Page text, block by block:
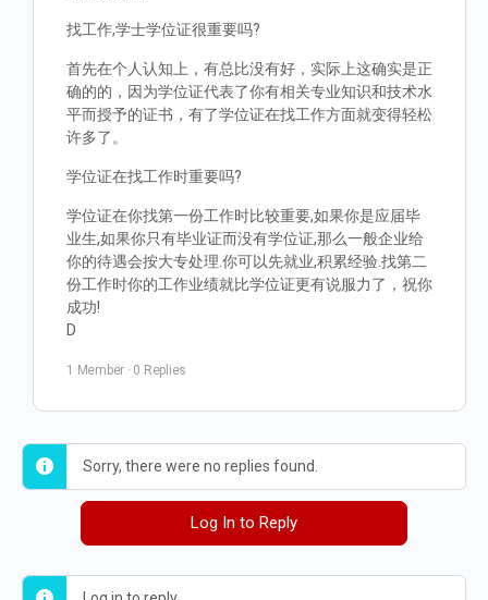
找工作,学士学位证很重要吗?
首先在个人认知上，有总比没有好，实际上这确实是正
确的的，因为学位证代表了你有相关专业知识和技术水
平而授予的证书，有了学位证在找工作方面就变得轻松
许多了。
学位证在找工作时重要吗?
学位证在你找第一份工作时比较重要,如果你是应届毕
业生,如果你只有毕业证而没有学位证,那么一般企业给
你的待遇会按大专处理.你可以先就业,积累经验.找第二
份工作时你的工作业绩就比学位证更有说服力了，祝你
成功!
D
1 Member · 0 Replies
Sorry, there were no replies found.
Log In to Reply